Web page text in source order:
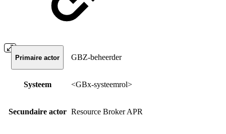
Primaire actor GBZ-beheerder
Systeem <GBx-systeemrol>
Secundaire actor Resource Broker APR